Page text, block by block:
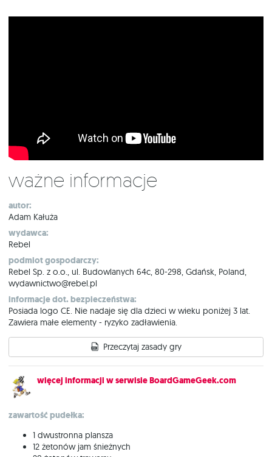
Ważne informacje
autor:
Adam Kałuża
wydawca:
Rebel
podmiot gospodarczy:
Rebel Sp. z o.o., ul. Budowlanych 64c, 80-298, Gdańsk, Poland,
wydawnictwo@rebel.pl
informacje dot. bezpieczeństwa:
Posiada logo CE. Nie nadaje się dla dzieci w wieku poniżej 3 lat.
Zawiera małe elementy - ryzyko zadławienia.
Przeczytaj zasady gry
więcej informacji w serwisie BoardGameGeek.com
zawartość pudełka:
1 dwustronna plansza
12 żetonów jam śnieżnych